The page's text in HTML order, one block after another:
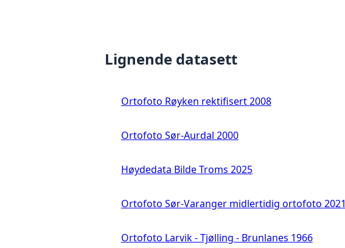
Lignende datasett
Ortofoto Røyken rektifisert 2008
Ortofoto Sør-Aurdal 2000
Høydedata Bilde Troms 2025
Ortofoto Sør-Varanger midlertidig ortofoto 2021
Ortofoto Larvik - Tjølling - Brunlanes 1966